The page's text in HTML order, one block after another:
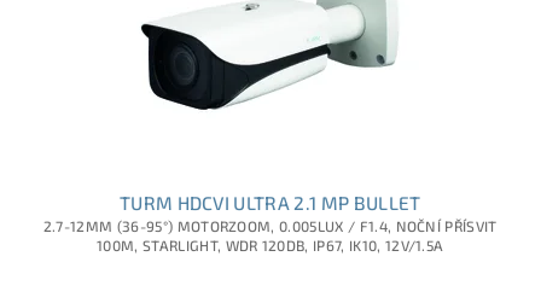
TURM HDCVI ULTRA 2.1 MP BULLET
2.7-12MM (36-95°) MOTORZOOM, 0.005LUX / F1.4, NOČNÍ PŘÍSVIT
100M, STARLIGHT, WDR 120DB, IP67, IK10, 12V/1.5A